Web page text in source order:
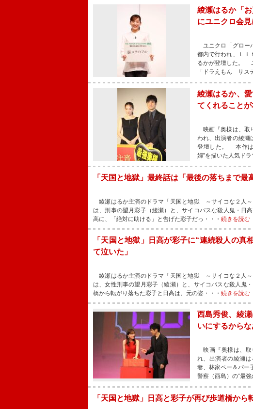
綾瀬はるか「
にユニクロ会
ユニクロ「グロー
都内で行われ、Ｌｉ
るかが登壇した。
「ドラえもん サス
綾瀬はるか、
てくれることが
映画『奥様は、取
われ、出演者の綾瀬
登壇した。 本作は
婦”を描いた人気ド
「天国と地獄」最終話は「最後の落ちまで
綾瀬はるか主演のドラマ「天国と地獄 ～サイコな２人
は、刑事の望月彩子（綾瀬）と、サイコパスな殺人鬼・
高に、「絶対に助ける」と告げた彩子だっ・・・ 続きを読む
「天国と地獄」日高が彩子に“連続殺人の
て泣いた」
綾瀬はるか主演のドラマ「天国と地獄 ～サイコな２人
は、女性刑事の望月彩子（綾瀬）と、サイコパスな殺人
橋から転がり落ちた彩子と日高は、元の姿・・・ 続きを読む
西島秀俊、綾
いにするからな
映画『奥様は、取
れ、出演者の綾瀬
妻、林家ペー＆パ
警察（西島）の“最強
「天国と地獄」日高と彩子が再び歩道橋か